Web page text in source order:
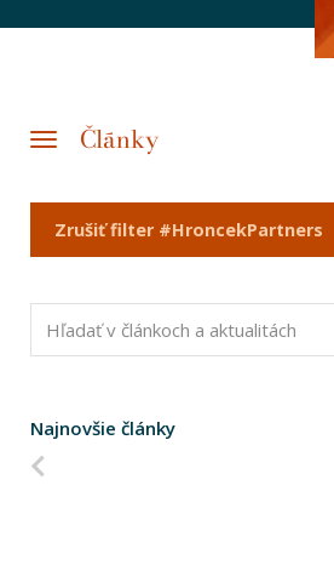
Články
Zrušiť filter #HroncekPartners
Najnovšie články